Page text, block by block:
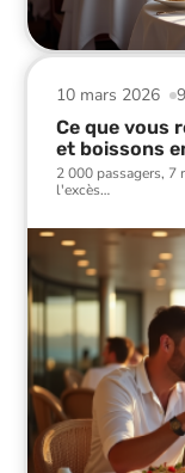
10 mars 2026
Ce que vous
et boissons
2 000 passagers, 7
l'excès…